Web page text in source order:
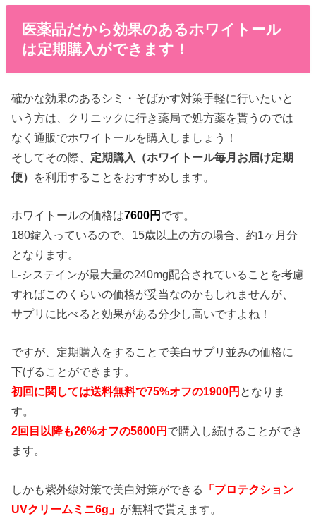
医薬品だから効果のあるホワイトール
は定期購入ができます！
確かな効果のあるシミ・そばかす対策手軽に行いたいと
いう方は、クリニックに行き薬局で処方薬を貰うのでは
なく通販でホワイトールを購入しましょう！
そしてその際、 定期購入（ホワイトール毎月お届け定期
便） を利用することをおすすめします。
ホワイトールの価格は7600円 です。
180錠入っているので、15歳以上の方の場合、約1ヶ月分
となります。
L-システインが最大量の240mg配合されていることを考慮
すればこのくらいの価格が妥当なのかもしれませんが、
サプリに比べると効果がある分少し高いですよね！
ですが、定期購入をすることで美白サプリ並みの価格に
下げることができます。
初回に関しては送料無料で75%オフの1900円 となりま
す。
2回目以降も26%オフの5600円 で購入し続けることができ
ます。
しかも紫外線対策で美白対策ができる
「プロテクション
UVクリームミニ6g」 が無料で貰えます。